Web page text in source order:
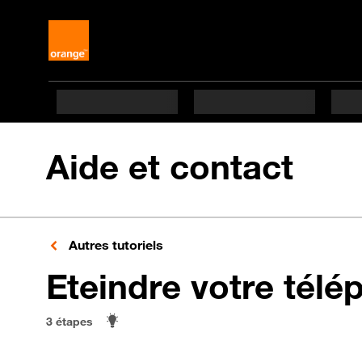
Aide et contact
Autres tutoriels
Eteindre votre
3 étapes